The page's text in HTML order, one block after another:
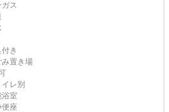
ス
き
み置き場
レ別
室
座